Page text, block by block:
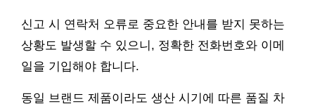
신고 시 연락처 오류로 중요한 안내를 받지 못하는
상황도 발생할 수 있으니, 정확한 전화번호와 이메
일을 기입해야 합니다.
동일 브랜드 제품이라도 생산 시기에 따른 품질 차